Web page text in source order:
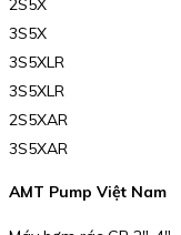
3S5X
3S5XLR
3S5XLR
2S5XAR
3S5XAR
AMT Pump Việt Nam